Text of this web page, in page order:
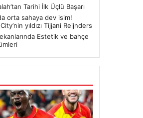
Tarihi İlk Üçlü Başarı
orta sahaya dev isim!
yıldızı Tijjani Reijnders
Estetik ve bahçe